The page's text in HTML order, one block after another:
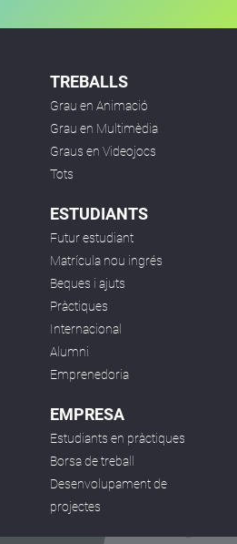
TREBALLS
Grau en Animació
Grau en Multimèdia
Graus en Videojocs
Tots
ESTUDIANTS
Futur estudiant
Matrícula nou ingrés
Beques i ajuts
Pràctiques
Internacional
Alumni
Emprenedoria
EMPRESA
Estudiants en pràctiques
Borsa de treball
Desenvolupament de
projectes